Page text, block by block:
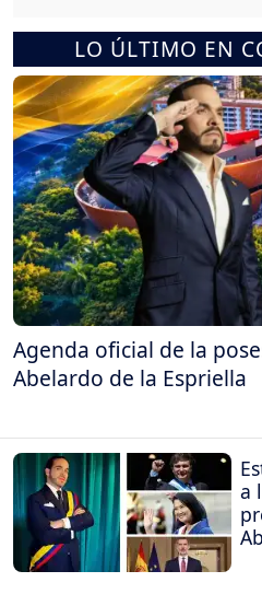
LO ÚLTIMO EN
Agenda oficial de la
Abelardo de la Espriella
a